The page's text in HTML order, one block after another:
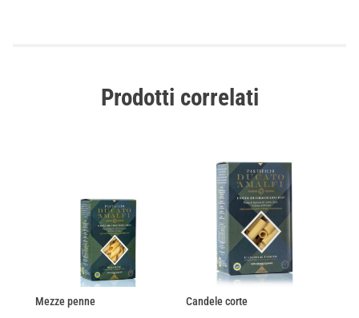
Prodotti correlati
Mezze penne
Candele corte